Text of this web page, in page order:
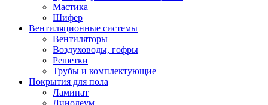
Мастика
Шифер
Вентиляционные системы
Вентиляторы
Воздуховоды, гофры
Решетки
Трубы и комплектующие
Покрытия для пола
Ламинат
Линолеум